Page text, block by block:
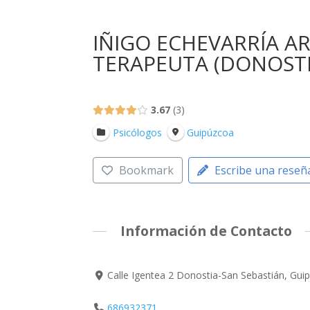
IÑIGO ECHEVARRÍA
TERAPEUTA
3.67 3
Psicólogos
Guipúzcoa
Bookmark Escribe una
Información de Contacto
Calle Igentea 2 Donostia-San Sebastián,